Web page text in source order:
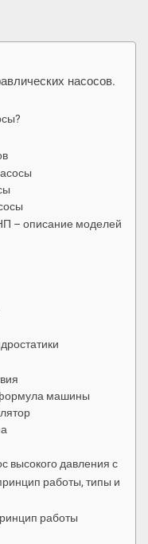
насосов.
– описание моделей
машины
высокого давления с
работы, типы и
работы